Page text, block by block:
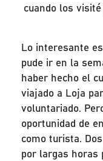
cuando los
Lo interesante
pude ir en la
haber hecho el
viajado a Loja
voluntariado.
oportunidad de
como turista.
por largas horas